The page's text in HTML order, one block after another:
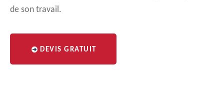
de son travail.
DEVIS GRATUIT